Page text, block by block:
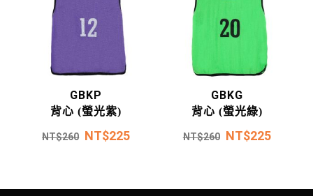
GBKP
背心 (螢光紫)
NT$260 NT$225
GBKG
背心 (螢光綠)
NT$260 NT$225